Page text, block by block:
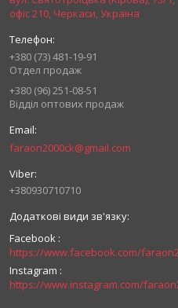
офіс 210, Черкаси, Україна
+380 (73) 481-19-91
Отдел продаж
+380 (96) 251-08-51
Відділ оптових продаж
faraon2000ck@gmail.com
+380930710710
Facebook
Instagram